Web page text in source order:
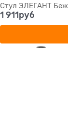
Стул ЭЛЕГАНТ
1 911руб